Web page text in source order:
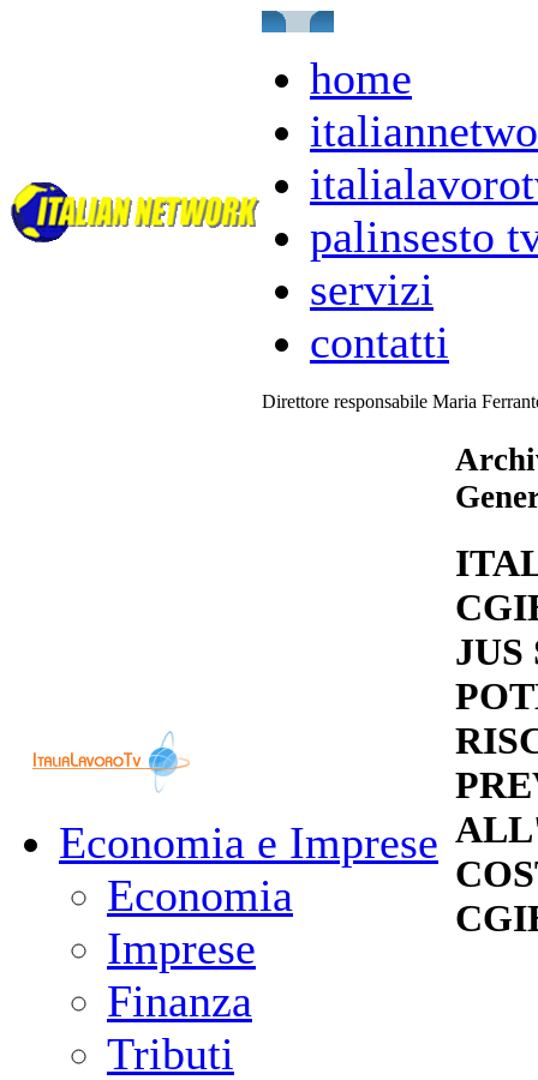
home
palinsesto
servizi
contatti
Direttore responsabile Maria
Economia e Imprese
Economia
Imprese
Finanza
Tributi
JUS